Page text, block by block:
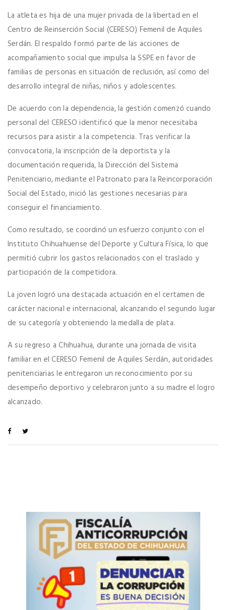
La atleta es hija de una mujer privada de la libertad en el
Centro de Reinserción Social (CERESO) Femenil de Aquiles
Serdán. El respaldo formó parte de las acciones de
acompañamiento social que impulsa la SSPE en favor de
familias de personas en situación de reclusión, así como del
desarrollo integral de niñas, niños y adolescentes.
De acuerdo con la dependencia, la gestión comenzó cuando
personal del CERESO identificó que la menor necesitaba
recursos para asistir a la competencia. Tras verificar la
convocatoria, la inscripción de la deportista y la
documentación requerida, la Dirección del Sistema
Penitenciario, mediante el Patronato para la Reincorporación
Social del Estado, inició las gestiones necesarias para
conseguir el financiamiento.
Como resultado, se coordinó un esfuerzo conjunto con el
Instituto Chihuahuense del Deporte y Cultura Física, lo que
permitió cubrir los gastos relacionados con el traslado y
participación de la competidora.
La joven logró una destacada actuación en el certamen de
carácter nacional e internacional, alcanzando el segundo lugar
de su categoría y obteniendo la medalla de plata.
A su regreso a Chihuahua, durante una jornada de visita
familiar en el CERESO Femenil de Aquiles Serdán, autoridades
penitenciarias le entregaron un reconocimiento por su
desempeño deportivo y celebraron junto a su madre el logro
alcanzado.